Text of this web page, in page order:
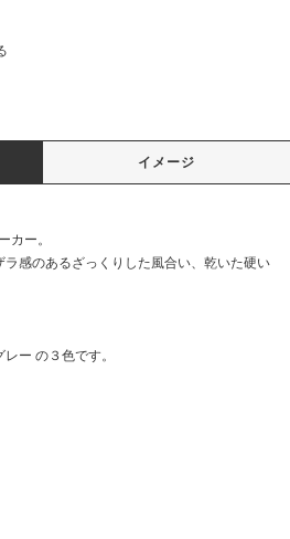
イメージ
カー。
感のあるざっくりした風合い、乾いた硬い
ー の３色です。